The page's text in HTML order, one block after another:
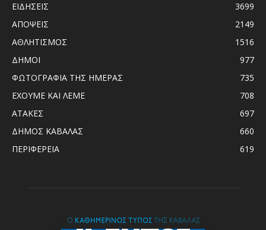
ΕΙΔΗΣΕΙΣ
3699
ΑΠΟΨΕΙΣ
2149
ΑΘΛΗΤΙΣΜΟΣ
1516
ΔΗΜΟΙ
977
ΦΩΤΟΓΡΑΦΙΑ ΤΗΣ ΗΜΕΡΑΣ
735
ΕΧΟΥΜΕ ΚΑΙ ΛΕΜΕ
708
ΑΤΑΚΕΣ
697
ΔΗΜΟΣ ΚΑΒΑΛΑΣ
660
ΠΕΡΙΦΕΡΕΙΑ
619